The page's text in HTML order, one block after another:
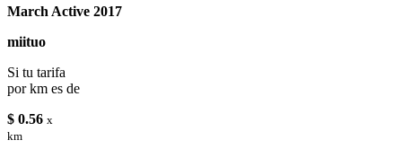
March Active 2017
miituo
Si tu tarifa
por km es de
$ 0.56 x
km